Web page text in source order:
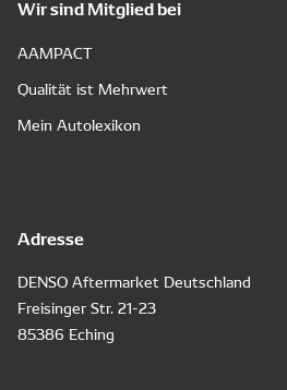
Wir sind Mitglied bei
AAMPACT
Qualität ist Mehrwert
Mein Autolexikon
Adresse
DENSO Aftermarket Deutschland
Freisinger Str. 21-23
85386 Eching